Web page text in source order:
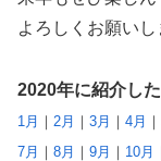
よろしくお願いし
2020年に紹介し
1月 ｜ 2月 ｜ 3月 ｜ 4月 ｜
7月 ｜ 8月 ｜ 9月 ｜ 10月